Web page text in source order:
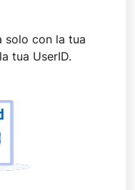
solo con la tua
tua UserID.